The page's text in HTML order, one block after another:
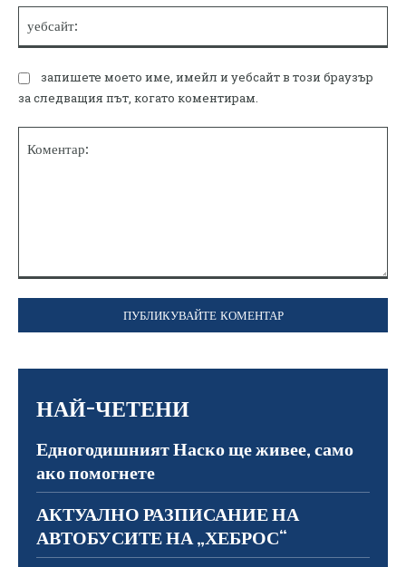
запишете моето име, имейл и уебсайт в този браузър
за следващия път, когато коментирам.
НАЙ-ЧЕТЕНИ
Едногодишният Наско ще живее, само
ако помогнете
АКТУАЛНО РАЗПИСАНИЕ НА
АВТОБУСИТЕ НА „ХЕБРОС“